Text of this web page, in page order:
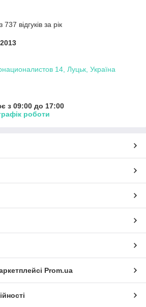
відгуків за рік
14, Луцьк, Україна
з 09:00 до 17:00
роботи
Prom.ua